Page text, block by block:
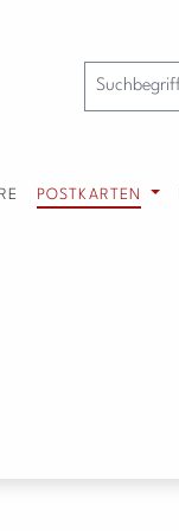
POSTKARTEN